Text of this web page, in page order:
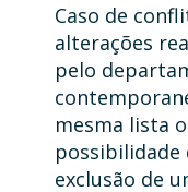
Caso de
alterações
pelo
mesma lista
possibilidade
exclusão de